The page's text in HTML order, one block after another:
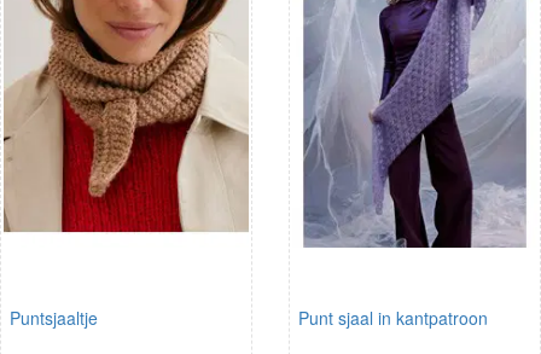
Puntsjaaltje Punt sjaal in kantpatroon